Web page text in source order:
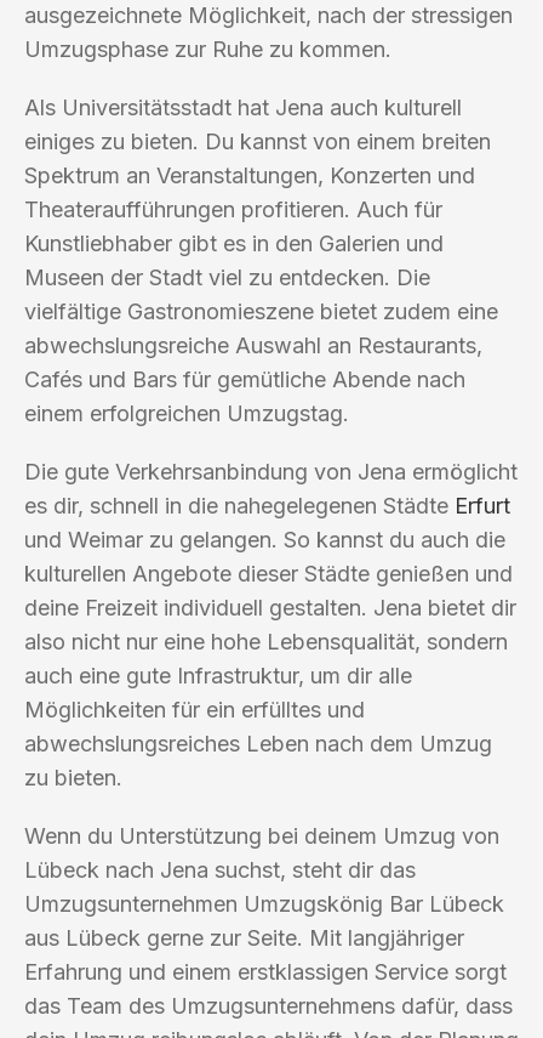
ausgezeichnete Möglichkeit, nach der stressigen
Umzugsphase zur Ruhe zu kommen.
Als Universitätsstadt hat Jena auch kulturell
einiges zu bieten. Du kannst von einem breiten
Spektrum an Veranstaltungen, Konzerten und
Theateraufführungen profitieren. Auch für
Kunstliebhaber gibt es in den Galerien und
Museen der Stadt viel zu entdecken. Die
vielfältige Gastronomieszene bietet zudem eine
abwechslungsreiche Auswahl an Restaurants,
Cafés und Bars für gemütliche Abende nach
einem erfolgreichen Umzugstag.
Die gute Verkehrsanbindung von Jena ermöglicht
es dir, schnell in die nahegelegenen Städte Erfurt
und Weimar zu gelangen. So kannst du auch die
kulturellen Angebote dieser Städte genießen und
deine Freizeit individuell gestalten. Jena bietet dir
also nicht nur eine hohe Lebensqualität, sondern
auch eine gute Infrastruktur, um dir alle
Möglichkeiten für ein erfülltes und
abwechslungsreiches Leben nach dem Umzug
zu bieten.
Wenn du Unterstützung bei deinem Umzug von
Lübeck nach Jena suchst, steht dir das
Umzugsunternehmen Umzugskönig Bar Lübeck
aus Lübeck gerne zur Seite. Mit langjähriger
Erfahrung und einem erstklassigen Service sorgt
das Team des Umzugsunternehmens dafür, dass